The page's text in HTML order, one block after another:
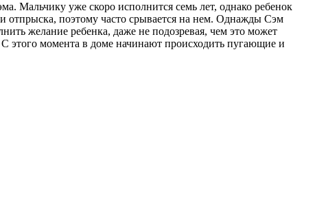
Мальчику уже скоро исполнится семь лет, однако ребенок
отпрыска, поэтому часто срывается на нем. Однажды Сэм
желание ребенка, даже не подозревая, чем это может
С этого момента в доме начинают происходить пугающие и